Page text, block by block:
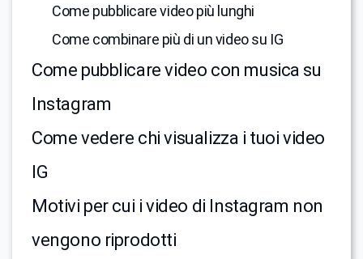
Come pubblicare video più lunghi
Come combinare più di un video su IG
Come pubblicare video con musica su
Instagram
Come vedere chi visualizza i tuoi video
IG
Motivi per cui i video di Instagram non
vengono riprodotti